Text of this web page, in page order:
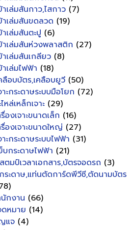
าเล่มสันกาว,ไสกาว (7)
าเล่มสันขดลวด (19)
าเล่มสันตะปู (6)
าเล่มสันห่วงพลาสติก (27)
าเล่มสันเกลียว (8)
าเล่มไฟฟ้า (18)
ลือบบัตร,เคลือบยูวี (50)
าะกระดาษระบบมือโยก (72)
หล่เหล็กเจาะ (29)
รื่องเจาะขนาดเล็ก (16)
รื่องเจาะขนาดใหญ่ (27)
าะกระดาษระบบไฟฟ้า (31)
บกระดาษไฟฟ้า (21)
ตมป์เวลาเอกสาร,บัตรจอดรถ (3)
ระดาษ,แท่นตัดการ์ดพีวีซี,ตัดนามบัตร
นักงาน (66)
หมาย (14)
แจ (4)